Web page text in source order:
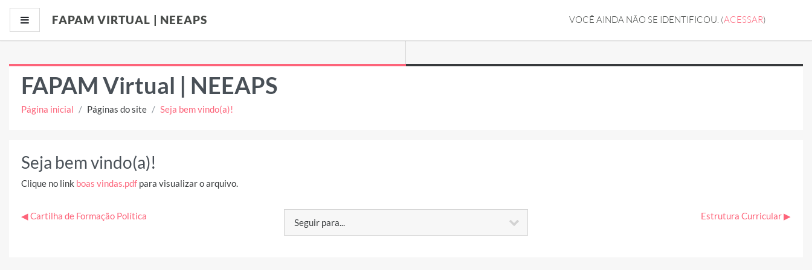
Ir para o conteúdo principal
Painel lateral
FAPAM VIRTUAL | NEEAPS VOCÊ AINDA NÃO SE IDENTIFICOU. (ACESSAR)
FAPAM Virtual | NEEAPS
Página inicial Páginas do site Seja bem vindo(a)!
Seja bem vindo(a)!
Clique no link boas vindas.pdf para visualizar o arquivo.
◀︎ Cartilha de Formação Política
Seguir para...
Estrutura Curricular ▶︎